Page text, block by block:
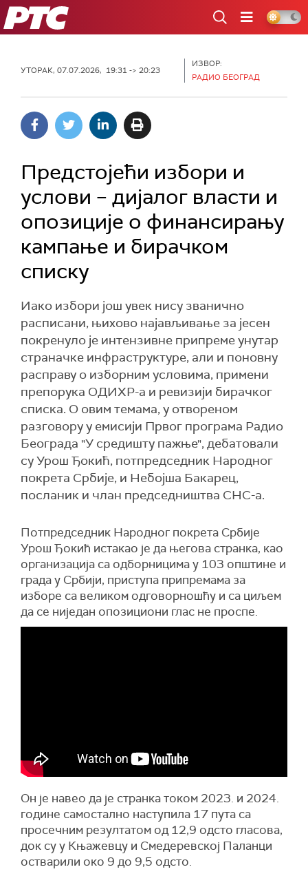
РТС
УТОРАК, 07.07.2026, 19:31 -> 20:23
ИЗВОР:
РАДИО БЕОГРАД
Предстојећи избори и
услови – дијалог власти и
опозиције о финансирању
кампање и бирачком
списку
Иако избори још увек нису званично
расписани, њихово најављивање за јесен
покренуло је интензивне припреме унутар
страначке инфраструктуре, али и поновну
расправу о изборним условима, примени
препорука ОДИХР-а и ревизији бирачког
списка. О овим темама, у отвореном
разговору у емисији Првог програма Радио
Београда "У средишту пажње", дебатовали
су Урош Ђокић, потпредседник Народног
покрета Србије, и Небојша Бакарец,
посланик и члан председништва СНС-а.
Потпредседник Народног покрета Србије
Урош Ђокић истакао је да његова странка, као
организација са одборницима у 103 општине и
града у Србији, приступа припремама за
изборе са великом одговорношћу и са циљем
да се ниједан опозициони глас не проспе.
Он је навео да је странка током 2023. и 2024.
године самостално наступила 17 пута са
просечним резултатом од 12,9 одсто гласова,
док су у Књажевцу и Смедеревској Паланци
остварили око 9 до 9,5 одсто.